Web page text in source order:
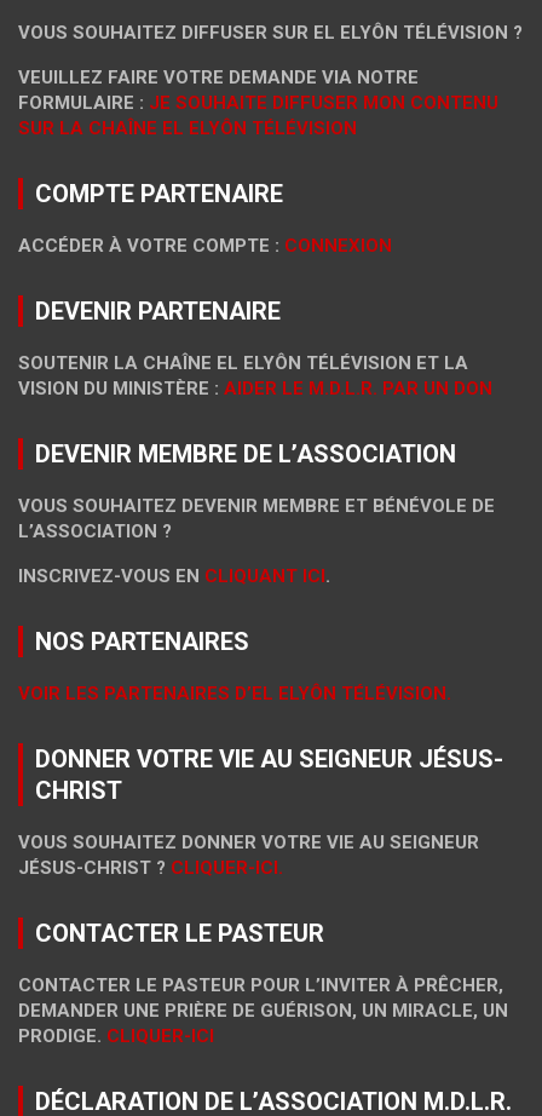
VOUS SOUHAITEZ DIFFUSER SUR EL ELYÔN TÉLÉVISION ?
VEUILLEZ FAIRE VOTRE DEMANDE VIA NOTRE
FORMULAIRE : JE SOUHAITE DIFFUSER MON CONTENU
SUR LA CHAÎNE EL ELYÔN TÉLÉVISION
COMPTE PARTENAIRE
ACCÉDER À VOTRE COMPTE : CONNEXION
DEVENIR PARTENAIRE
SOUTENIR LA CHAÎNE EL ELYÔN TÉLÉVISION ET LA
VISION DU MINISTÈRE : AIDER LE M.D.L.R. PAR UN DON
DEVENIR MEMBRE DE L’ASSOCIATION
VOUS SOUHAITEZ DEVENIR MEMBRE ET BÉNÉVOLE DE
L’ASSOCIATION ?
INSCRIVEZ-VOUS EN CLIQUANT ICI.
NOS PARTENAIRES
VOIR LES PARTENAIRES D’EL ELYÔN TÉLÉVISION.
DONNER VOTRE VIE AU SEIGNEUR JÉSUS-
CHRIST
VOUS SOUHAITEZ DONNER VOTRE VIE AU SEIGNEUR
JÉSUS-CHRIST ? CLIQUER-ICI.
CONTACTER LE PASTEUR
CONTACTER LE PASTEUR POUR L’INVITER À PRÊCHER,
DEMANDER UNE PRIÈRE DE GUÉRISON, UN MIRACLE, UN
PRODIGE. CLIQUER-ICI
DÉCLARATION DE L’ASSOCIATION M.D.L.R.